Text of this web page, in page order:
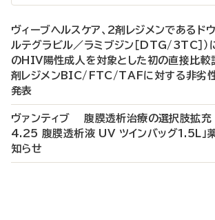
ヴィーブヘルスケア、2剤レジメンであるドウ
ルテグラビル／ラミブジン［DTG/3TC］）
のHIV陽性成人を対象とした初の直接比較
剤レジメンBIC/FTC/TAFに対する非劣性
発表
ヴァンティブ 腹膜透析治療の選択肢拡充
4.25 腹膜透析液 UV ツインバッグ1.5L」
知らせ